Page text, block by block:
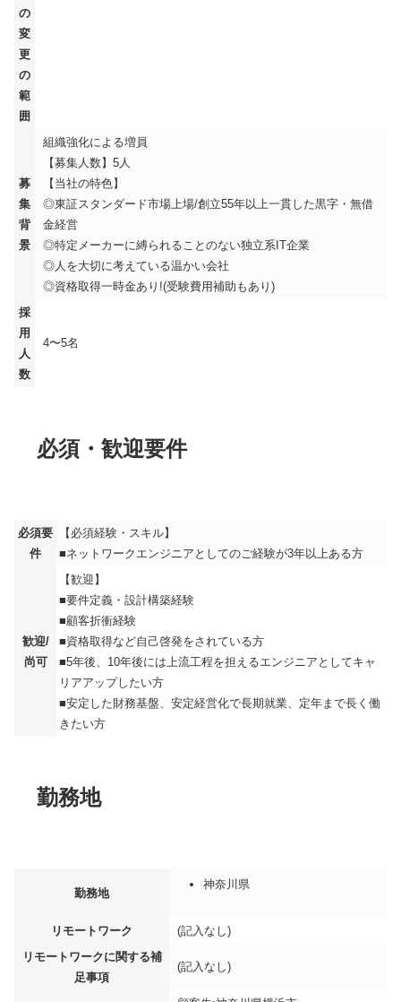
の
変
更
の
範
囲
募
集
背
景
組織強化による増員
【募集人数】5人
【当社の特色】
◎東証スタンダード市場上場/創立55年以上一貫した黒字・無借
金経営
◎特定メーカーに縛られることのない独立系IT企業
◎人を大切に考えている温かい会社
◎資格取得一時金あり!(受験費用補助もあり)
採
用
人
数
4〜5名
必須・歓迎要件
必須要
件
【必須経験・スキル】
■ネットワークエンジニアとしてのご経験が3年以上ある方
歓迎/
尚可
【歓迎】
■要件定義・設計構築経験
■顧客折衝経験
■資格取得など自己啓発をされている方
■5年後、10年後には上流工程を担えるエンジニアとしてキャ
リアアップしたい方
■安定した財務基盤、安定経営化で長期就業、定年まで長く働
きたい方
勤務地
勤務地
神奈川県
リモートワーク
(記入なし)
リモートワークに関する補
足事項
(記入なし)